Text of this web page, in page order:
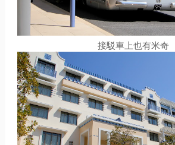
接駁車上也有米奇